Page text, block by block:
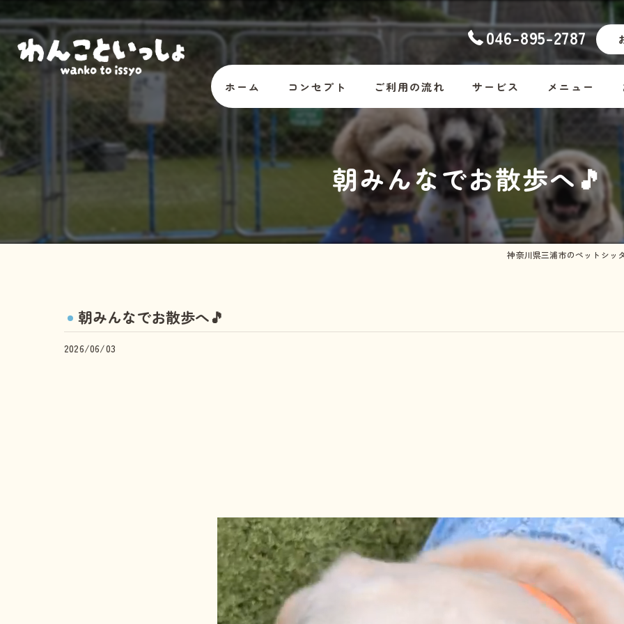
046-895-2787
ホーム コンセプト
オーナーの想い
スタッフ紹介
ご利用の流れ サービス
幼稚園
ホームステイ
しつけ
お散歩代行
しつけ教室
メニュー
Dog
Cat
Rabbit・
その他の料金
朝みんなでお散歩へ🎵
神奈川県三浦市のペットシッ
朝みんなでお散歩へ🎵
2026/06/03